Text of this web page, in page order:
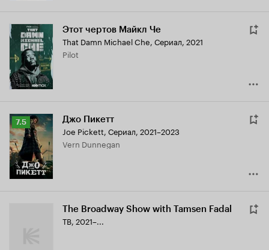
Этот чертов Майкл Че
That Damn Michael Che, Сериал, 2021
Pilot
Рейтинг
Кинопоиска
7.5
7.5 Джо Пикетт
Joe Pickett, Сериал, 2021–2023
Vern Dunnegan
The Broadway Show with Tamsen Fadal
ТВ, 2021–...